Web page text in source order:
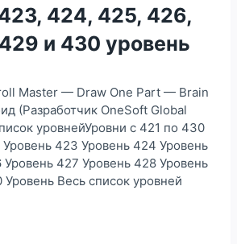
424, 425, 426,
и 430 уровень
Master — Draw One Part — Brain
(Разработчик OneSoft Global
уровнейУровни с 421 по 430
423 Уровень 424 Уровень
427 Уровень 428 Уровень
Весь список уровней